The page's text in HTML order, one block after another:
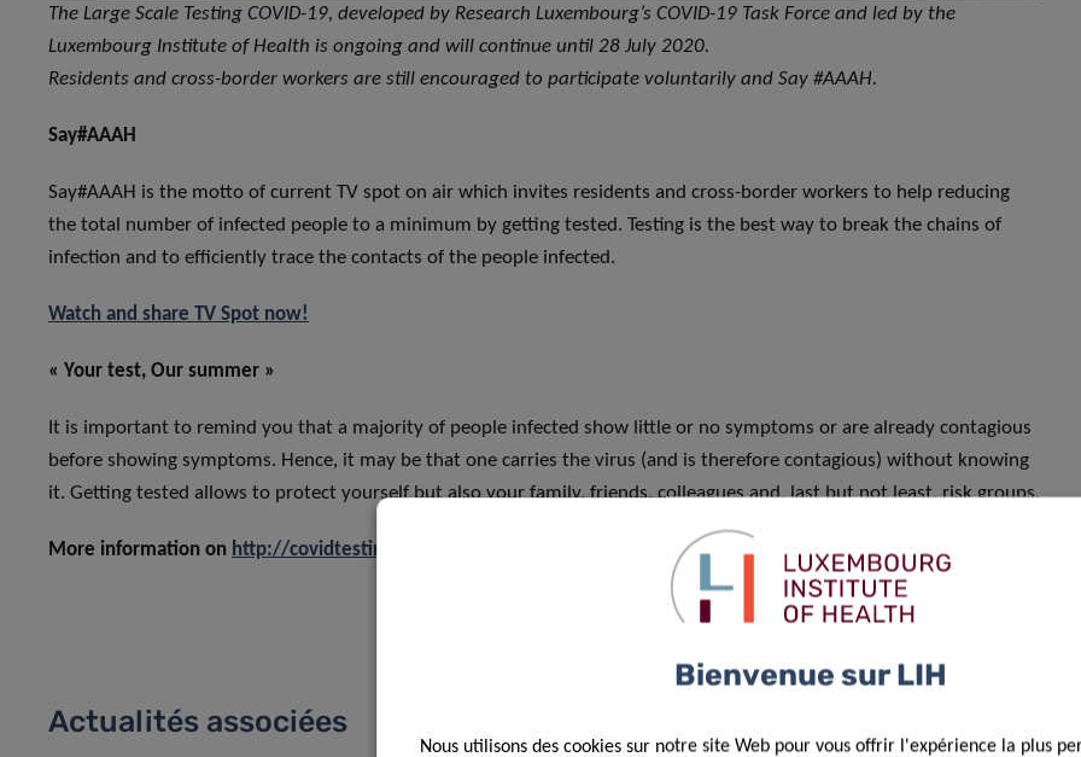
The Large Scale Testing COVID-19, developed by Research Luxembourg’s COVID-19 Task Force and led by the
Luxembourg Institute of Health is ongoing and will continue until 28 July 2020.
Residents and cross-border workers are still encouraged to participate voluntarily and Say #AAAH.
Say#AAAH
Say#AAAH is the motto of current TV spot on air which invites residents and cross-border workers to help reducing
the total number of infected people to a minimum by getting tested. Testing is the best way to break the chains of
infection and to efficiently trace the contacts of the people infected.
Watch and share TV Spot now!
« Your test, Our summer »
It is important to remind you that a majority of people infected show little or no symptoms or are already contagious
before showing symptoms. Hence, it may be that one carries the virus (and is therefore contagious) without knowing
it. Getting tested allows to protect yourself but also your family, friends, colleagues and, last but not least, risk groups.
More information on http://covidtesting.lu
Actualités associées
Bienvenue sur LIH
Nous utilisons des cookies sur notre site Web pour vous offrir l'expérience la plus